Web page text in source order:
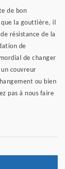
de bon
la gouttière, il
résistance de la
de
de changer
couvreur
ou bien
pas à nous faire